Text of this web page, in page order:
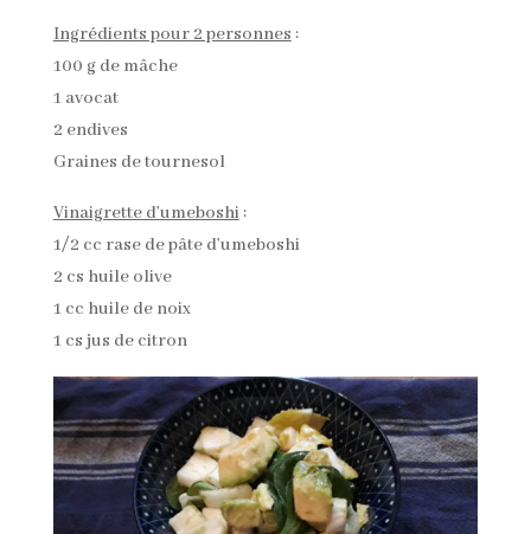
Ingrédients pour 2 personnes :
100 g de mâche
1 avocat
2 endives
Graines de tournesol
Vinaigrette d’umeboshi:
1/2 cc rase de pâte d’umeboshi
2 cs huile olive
1 cc huile de noix
1 cs jus de citron